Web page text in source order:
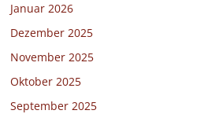
Januar 2026
Dezember 2025
November 2025
Oktober 2025
September 2025